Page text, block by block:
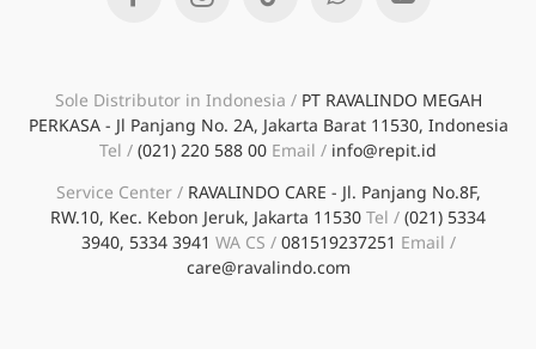
Sole Distributor in Indonesia /PT RAVALINDO MEGAH
PERKASA - Jl Panjang No. 2A, Jakarta Barat 11530, Indonesia
Tel / (021) 220 588 00 Email / info@repit.id
Service Center /RAVALINDO CARE - Jl. Panjang No.8F,
RW.10, Kec. Kebon Jeruk, Jakarta 11530 Tel / (021) 5334
3940, 5334 3941 WA CS /081519237251 Email /
care@ravalindo.com